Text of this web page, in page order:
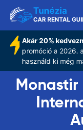
Tunézia
CAR RENTAL
Akár 20%
promóció a 2026.
használd ki még